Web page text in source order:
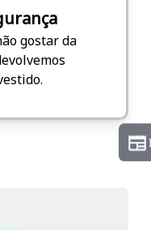
gostar da